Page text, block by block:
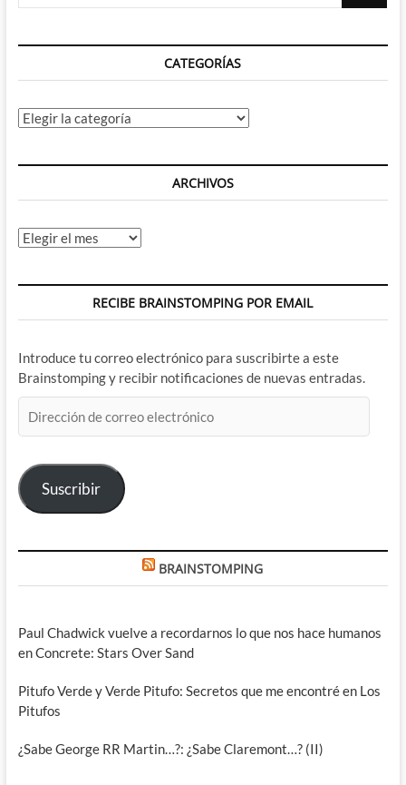
CATEGORÍAS
Categorías
ARCHIVOS
Archivos
RECIBE BRAINSTOMPING POR EMAIL
Introduce tu correo electrónico para suscribirte a este
Brainstomping y recibir notificaciones de nuevas entradas.
de
electrónico
Suscribir
BRAINSTOMPING
Paul Chadwick vuelve a recordarnos lo que nos hace humanos
en Concrete: Stars Over Sand
Pitufo Verde y Verde Pitufo: Secretos que me encontré en Los
Pitufos
¿Sabe George RR Martin…?: ¿Sabe Claremont…? (II)